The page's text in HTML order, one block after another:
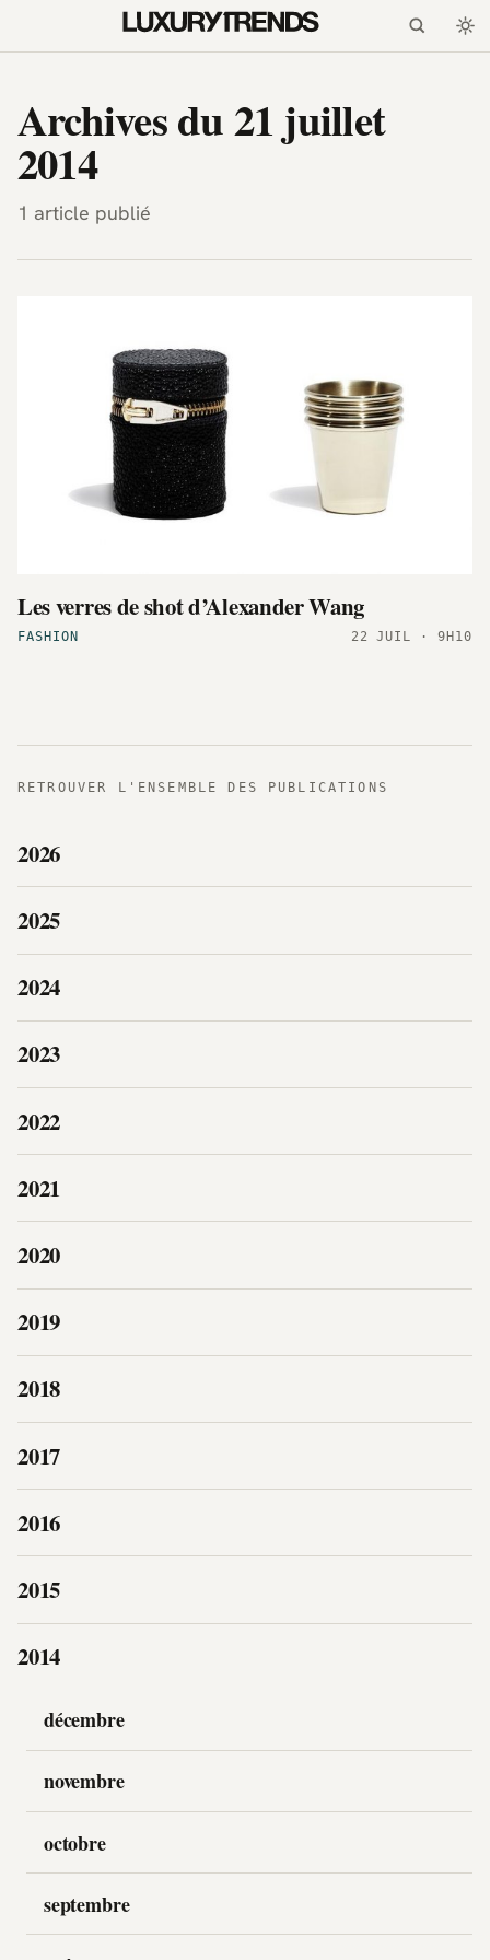
LuxuryTrends.fr —
Archives du 21 juillet
2014
1 article publié
FASHION
Les verres de shot d’Alexander Wang
22 JUIL · 9H10
RETROUVER L'ENSEMBLE DES PUBLICATIONS
2026
2025
2024
2023
2022
2021
2020
2019
2018
2017
2016
2015
2014
décembre
novembre
octobre
septembre